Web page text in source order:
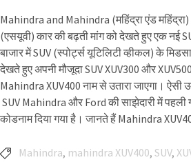
Mahindra and Mahindra (महिंद्रा एंड महिंद्रा)
(एसयूवी) कार की बढ़ती मांग को देखते हुए एक नई
बाजार में SUV (स्पोर्ट्स यूटिलिटी व्हीकल) के
देखते हुए अपनी मौजूदा SUV XUV300 और
Mahindra XUV400 नाम से उतारा जाएगा। ऐसी
SUV Mahindra और Ford की साझेदारी में पहली
कोडनाम दिया गया है। जानते हैं Mahindra
Mahindra, mahindra XUV400, SUV,